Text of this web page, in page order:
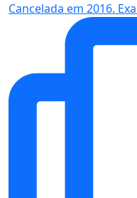
Cancelada em 2016.